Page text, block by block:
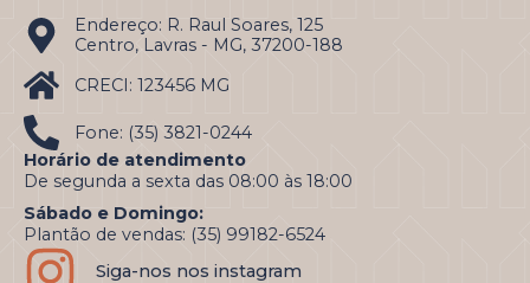
Endereço: R. Raul Soares, 125
Centro, Lavras - MG, 37200-188
CRECI: 123456 MG
Fone: (35) 3821-0244
Horário de atendimento
De segunda a sexta das 08:00 às 18:00
Sábado e Domingo:
Plantão de vendas: (35) 99182-6524
Siga-nos nos instagram